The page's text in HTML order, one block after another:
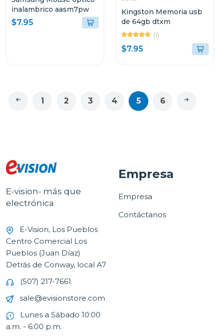
inalambrico aasm7pw
$7.95
Kingston Memoria usb
de 64gb dtxm
(1)
$7.95
1 2 3 4 5 6
E-vision- más que
electrónica
E-Vision, Los Pueblos
Centro Comercial Los
Pueblos (Juan Díaz)
Detrás de Conway, local A7
(507) 217-7661
sale@evisionstore.com
Lunes a Sábado 10:00
a.m. - 6:00 p.m.
Empresa
Empresa
Contáctanos